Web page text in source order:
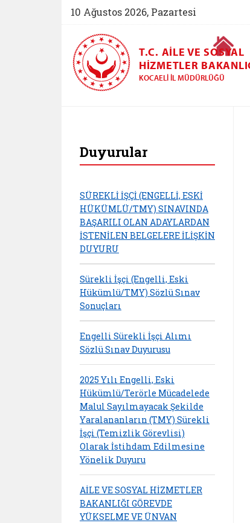
10 Ağustos 2026, Pazartesi
T.C. AILE VE SOSYAL
HIZMETLER
KOCAELI İL MÜDÜRLÜĞÜ
Kocaeli Aile ve
Duyurular
SÜREKLİ İŞÇİ (ENGELLİ, ESKİ
HÜKÜMLÜ/TMY) SINAVINDA
BAŞARILI OLAN ADAYLARDAN
İSTENİLEN BELGELERE İLİŞKİN
DUYURU
Sürekli İşçi (Engelli, Eski
Hükümlü/TMY) Sözlü Sınav
Sonuçları
Engelli Sürekli İşçi Alımı
Sözlü Sınav Duyurusu
2025 Yılı Engelli, Eski
Hükümlü/Terörle Mücadelede
Malul Sayılmayacak Şekilde
Yaralananların (TMY) Sürekli
İşçi (Temizlik Görevlisi)
Olarak İstihdam Edilmesine
Yönelik Duyuru
AİLE VE SOSYAL HİZMETLER
BAKANLIĞI GÖREVDE
YÜKSELME VE ÜNVAN